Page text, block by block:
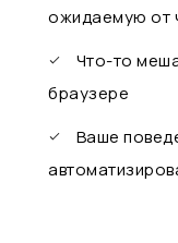
ожидаемую от
Что-то
браузере
Ваше